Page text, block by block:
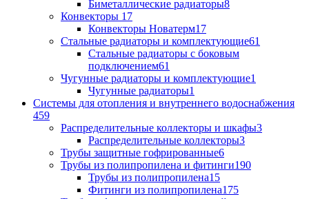
Биметаллические радиаторы8
Конвекторы 17
Конвекторы Новатерм17
Стальные радиаторы и комплектующие61
Стальные радиаторы с боковым
подключением61
Чугунные радиаторы и комплектующие1
Чугунные радиаторы1
Системы для отопления и внутреннего водоснабжения
459
Распределительные коллекторы и шкафы3
Распределительные коллекторы3
Трубы защитные гофрированные6
Трубы из полипропилена и фитинги190
Трубы из полипропилена15
Фитинги из полипропилена175